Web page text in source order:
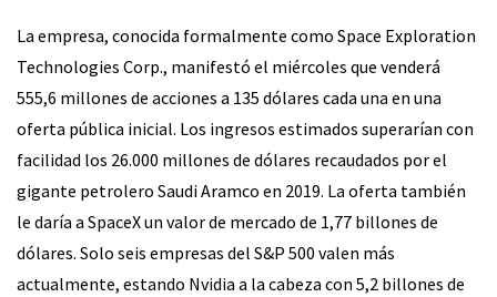
La empresa, conocida formalmente como Space Exploration
Technologies Corp., manifestó el miércoles que venderá
555,6 millones de acciones a 135 dólares cada una en una
oferta pública inicial. Los ingresos estimados superarían con
facilidad los 26.000 millones de dólares recaudados por el
gigante petrolero Saudi Aramco en 2019. La oferta también
le daría a SpaceX un valor de mercado de 1,77 billones de
dólares. Solo seis empresas del S&P 500 valen más
actualmente, estando Nvidia a la cabeza con 5,2 billones de